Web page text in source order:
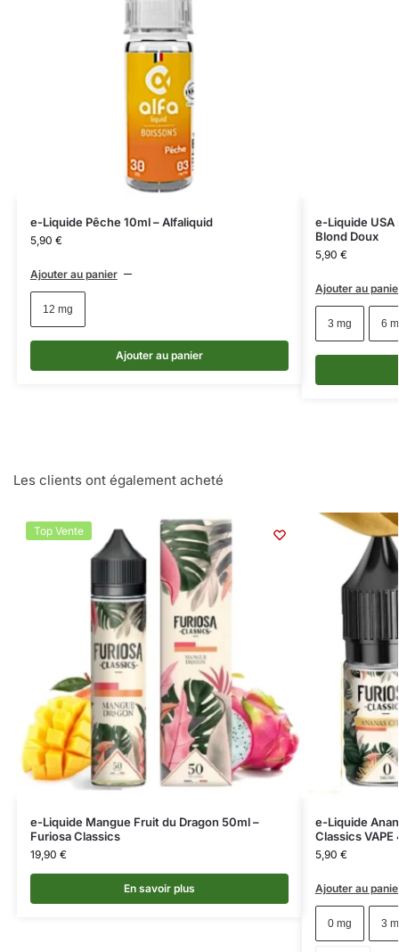
e-Liquide Pêche 10ml – Alfaliquid
5,90 €
Ajouter au panier
12 mg
Ajouter au panier
e-Liquide USA
Blond Doux
5,90 €
Ajouter au
3 mg 6
Les clients ont également acheté
Top Vente
e-Liquide Mangue Fruit du Dragon 50ml –
Furiosa Classics
19,90 €
En savoir plus
e-Liquide
Classics VAPE
5,90 €
Ajouter au
0 mg 3